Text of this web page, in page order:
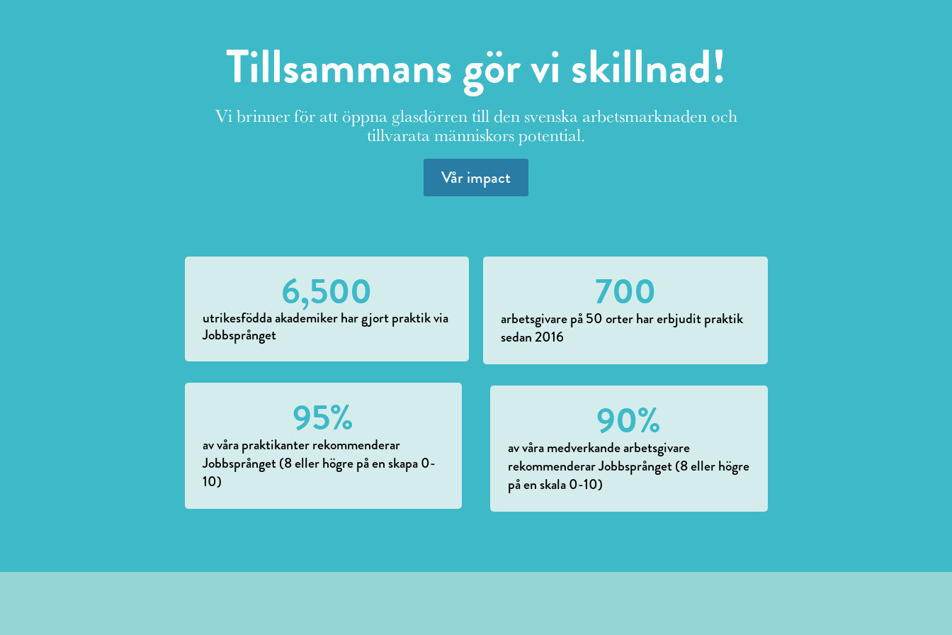
Tillsammans gör vi skillnad!
Vi brinner för att öppna glasdörren till den svenska arbetsmarknaden och
tillvarata människors potential.
Vår impact
utrikesfödda akademiker har gjort praktik via
Jobbsprånget
6,500
av våra praktikanter rekommenderar
Jobbsprånget (8 eller högre på en skapa 0-
10)
95%
arbetsgivare på 50 orter har erbjudit praktik
sedan 2016
700
av våra medverkande arbetsgivare
rekommenderar Jobbsprånget (8 eller högre
på en skala 0-10)
90%